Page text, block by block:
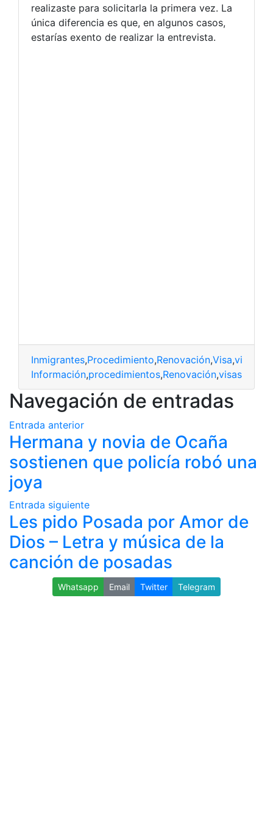
realizaste para solicitarla la primera vez. La
única diferencia es que, en algunos casos,
estarías exento de realizar la entrevista.
Inmigrantes,Procedimiento,Renovación,Visa,visas
Información,procedimientos,Renovación,visas
Navegación de entradas
Entrada anterior
Hermana y novia de Ocaña
sostienen que policía robó una
joya
Entrada siguiente
Les pido Posada por Amor de
Dios – Letra y música de la
canción de posadas
Whatsapp Email Twitter Telegram